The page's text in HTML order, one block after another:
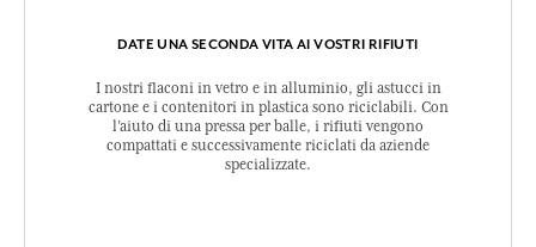
DATE UNA SECONDA VITA AI VOSTRI RIFIUTI
I nostri flaconi in vetro e in alluminio, gli astucci in
cartone e i contenitori in plastica sono riciclabili. Con
l’aiuto di una pressa per balle, i rifiuti vengono
compattati e successivamente riciclati da aziende
specializzate.